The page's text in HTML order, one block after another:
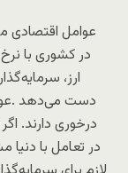
عوامل اقتصادی
ارز،
دست می‌دهد
درخوری دارند.
در تعامل با دنیا